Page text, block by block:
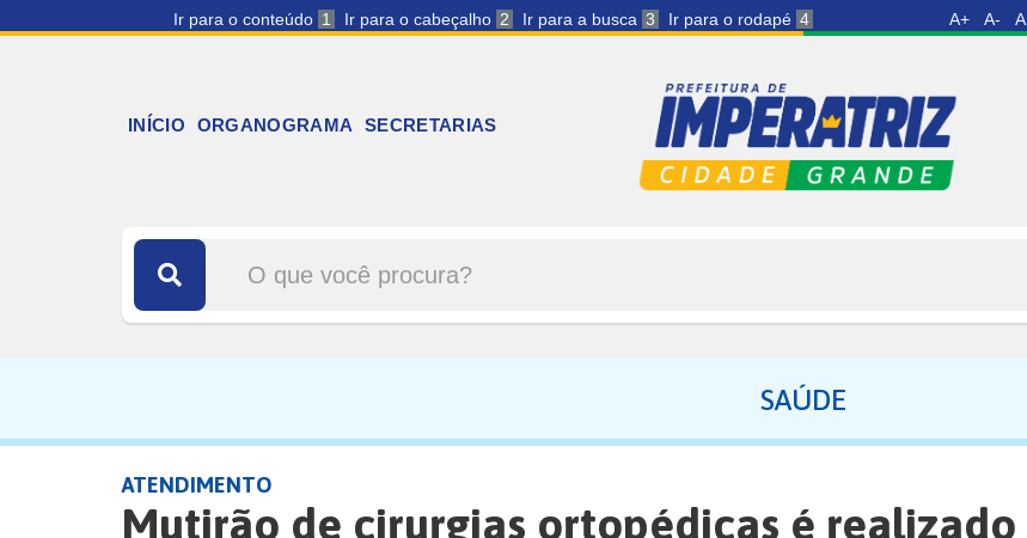
Ir para o conteúdo 1 Ir para o cabeçalho 2 Ir para a busca 3 Ir para o rodapé 4 A+ A- A
INÍCIO ORGANOGRAMA SECRETARIAS
SAÚDE
ATENDIMENTO
Mutirão de cirurgias ortopédicas é realizado